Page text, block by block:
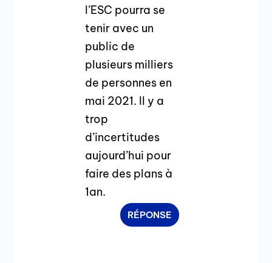
l’ESC pourra se
tenir avec un
public de
plusieurs milliers
de personnes en
mai 2021. Il y a
trop
d’incertitudes
aujourd’hui pour
faire des plans à
1an.
RÉPONSE